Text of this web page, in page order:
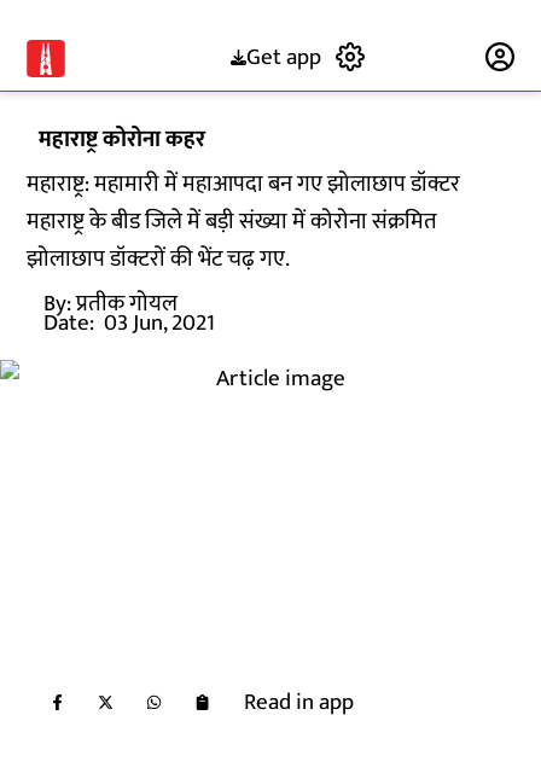
Get app
महाराष्ट्र कोरोना कहर
महाराष्ट्र: महामारी में महाआपदा बन गए झोलाछाप डॉक्टर
महाराष्ट्र के बीड जिले में बड़ी संख्या में कोरोना संक्रमित
झोलाछाप डॉक्टरों की भेंट चढ़ गए.
By:प्रतीक गोयल
Date: 03 Jun, 2021
Read in app